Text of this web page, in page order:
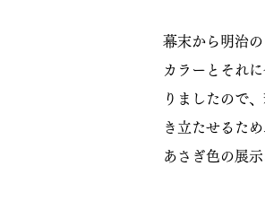
幕末から明治
カラーとそれ
りましたので
き立たせるた
あさぎ色の展